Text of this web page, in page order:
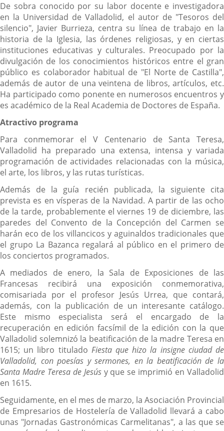
De sobra conocido por su labor docente e investigadora
en la Universidad de Valladolid, el autor de "Tesoros del
silencio", Javier Burrieza, centra su línea de trabajo en la
historia de la Iglesia, las órdenes religiosas, y en ciertas
instituciones educativas y culturales. Preocupado por la
divulgación de los conocimientos históricos entre el gran
público es colaborador habitual de "El Norte de Castilla",
además de autor de una veintena de libros, artículos, etc.
Ha participado como ponente en numerosos encuentros y
es académico de la Real Academia de Doctores de España.
Atractivo programa
Para conmemorar el V Centenario de Santa Teresa,
Valladolid ha preparado una extensa, intensa y variada
programación de actividades relacionadas con la música,
el arte, los libros, y las rutas turísticas.
Además de la guía recién publicada, la siguiente cita
prevista es en vísperas de la Navidad. A partir de las ocho
de la tarde, probablemente el viernes 19 de diciembre, las
paredes del Convento de la Concepción del Carmen se
harán eco de los villancicos y aguinaldos tradicionales que
el grupo La Bazanca regalará al público en el primero de
los conciertos programados.
A mediados de enero, la Sala de Exposiciones de las
Francesas recibirá una exposición conmemorativa,
comisariada por el profesor Jesús Urrea, que contará,
además, con la publicación de un interesante catálogo.
Este mismo especialista será el encargado de la
recuperación en edición facsímil de la edición con la que
Valladolid solemnizó la beatificación de la madre Teresa en
1615; un libro titulado Fiesta que hizo la insigne ciudad de
Valladolid, con poesías y sermones, en la beatificación de la
Santa Madre Teresa de Jesúsy que se imprimió en Valladolid
en 1615.
Seguidamente, en el mes de marzo, la Asociación Provincial
de Empresarios de Hostelería de Valladolid llevará a cabo
unas "Jornadas Gastronómicas Carmelitanas", a las que se